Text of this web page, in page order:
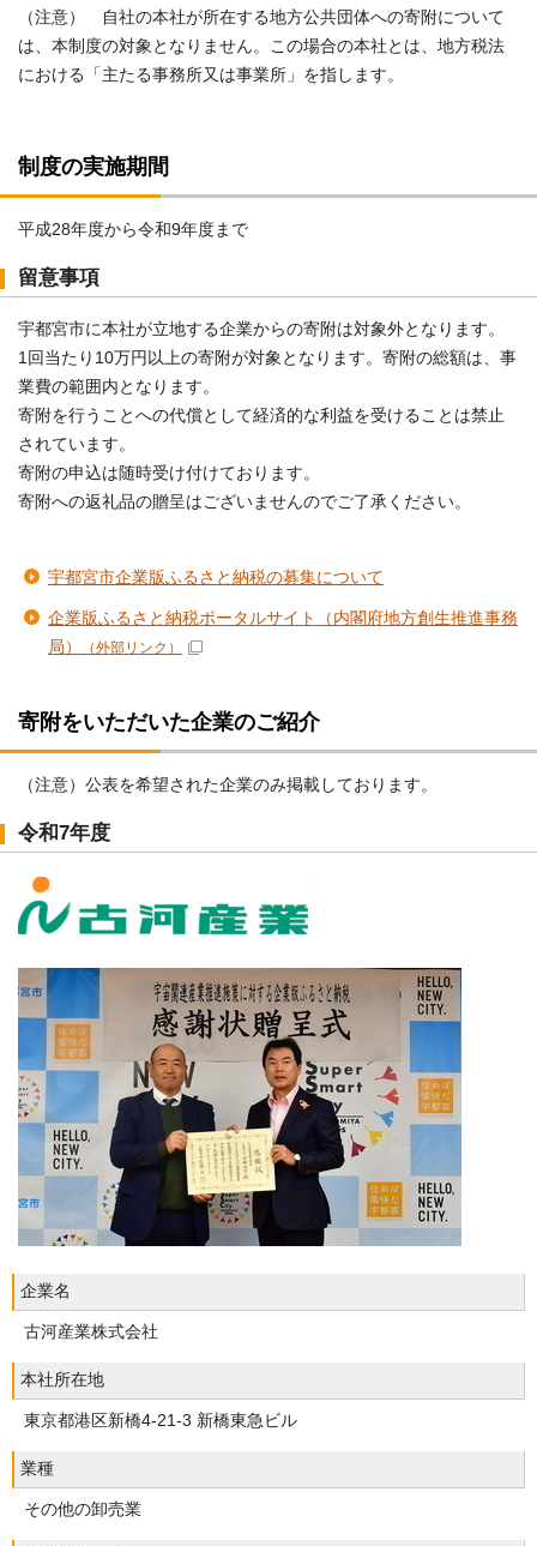
（注意） 自社の本社が所在する地方公共団体への寄附について
は、本制度の対象となりません。この場合の本社とは、地方税法
における「主たる事務所又は事業所」を指します。
制度の実施期間
平成28年度から令和9年度まで
留意事項
宇都宮市に本社が立地する企業からの寄附は対象外となります。
1回当たり10万円以上の寄附が対象となります。寄附の総額は、事
業費の範囲内となります。
寄附を行うことへの代償として経済的な利益を受けることは禁止
されています。
寄附の申込は随時受け付けております。
寄附への返礼品の贈呈はございませんのでご了承ください。
宇都宮市企業版ふるさと納税の募集について
企業版ふるさと納税ポータルサイト（内閣府地方創生推進事務
局）
（外部リンク）
寄附をいただいた企業のご紹介
（注意）公表を希望された企業のみ掲載しております。
令和7年度
企業名
古河産業株式会社
本社所在地
東京都港区新橋4-21-3 新橋東急ビル
業種
その他の卸売業